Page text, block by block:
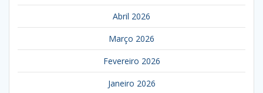
Abril 2026
Março 2026
Fevereiro 2026
Janeiro 2026